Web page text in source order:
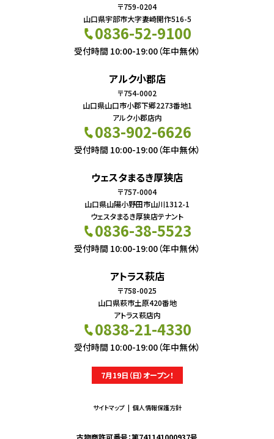
〒759-0204
山口県宇部市大字妻崎開作516-5
0836-52-9100
受付時間 10:00-19:00（年中無休）
アルク小郡店
〒754-0002
山口県山口市小郡下郷2273番地1
アルク小郡店内
083-902-6626
受付時間 10:00-19:00（年中無休）
ウェスタまるき厚狭店
〒757-0004
山口県山陽小野田市山川1312-1
ウェスタまるき厚狭店テナント
0836-38-5523
受付時間 10:00-19:00（年中無休）
アトラス萩店
〒758-0025
山口県萩市土原420番地
アトラス萩店内
0838-21-4330
受付時間 10:00-19:00（年中無休）
7月19日（日）オープン！
サイトマップ 個人情報保護方針
古物商許可番号：第741141000937号